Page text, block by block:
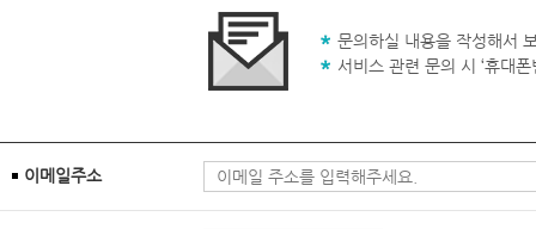
문의하실 내용을 작성해서
서비스 관련 문의 시 ‘휴대
이메일주소